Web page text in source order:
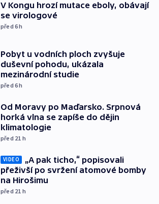
V Kongu hrozí mutace eboly, obávají
se virologové
před 6h
Pobyt u vodních ploch zvyšuje
duševní pohodu, ukázala
mezinárodní studie
před 6h
Od Moravy po Maďarsko. Srpnová
horká vlna se zapíše do dějin
klimatologie
před 21 h
VIDEO
„A pak ticho,“ popisovali
přeživší po svržení atomové bomby
na Hirošimu
před 21 h